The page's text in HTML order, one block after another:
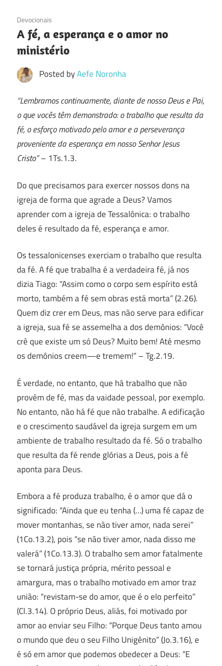
15/12/2016
Devocionais
A fé, a esperança e o amor no
ministério
Posted byAefe Noronha
“Lembramos continuamente, diante de nosso Deus e Pai,
o que vocês têm demonstrado: o trabalho que resulta da
fé, o esforço motivado pelo amor e a perseverança
proveniente da esperança em nosso Senhor Jesus
Cristo”– 1Ts.1.3.
Do que precisamos para exercer nossos dons na
igreja de forma que agrade a Deus? Vamos
aprender com a igreja de Tessalônica: o trabalho
deles é resultado da fé, esperança e amor.
Os tessalonicenses exerciam o trabalho que resulta
da fé. A fé que trabalha é a verdadeira fé, já nos
dizia Tiago: “Assim como o corpo sem espírito está
morto, também a fé sem obras está morta” (2.26).
Quem diz crer em Deus, mas não serve para edificar
a igreja, sua fé se assemelha a dos demônios: “Você
crê que existe um só Deus? Muito bem! Até mesmo
os demônios creem—e tremem!” – Tg.2.19.
É verdade, no entanto, que há trabalho que não
provêm de fé, mas da vaidade pessoal, por exemplo.
No entanto, não há fé que não trabalhe. A edificação
e o crescimento saudável da igreja surgem em um
ambiente de trabalho resultado da fé. Só o trabalho
que resulta da fé rende glórias a Deus, pois a fé
aponta para Deus.
Embora a fé produza trabalho, é o amor que dá o
significado: “Ainda que eu tenha (…) uma fé capaz de
mover montanhas, se não tiver amor, nada serei”
(1Co.13.2), pois “se não tiver amor, nada disso me
valerá” (1Co.13.3). O trabalho sem amor fatalmente
se tornará justiça própria, mérito pessoal e
amargura, mas o trabalho motivado em amor traz
união: “revistam-se do amor, que é o elo perfeito”
(Cl.3.14). O próprio Deus, aliás, foi motivado por
amor ao enviar seu Filho: “Porque Deus tanto amou
o mundo que deu o seu Filho Unigênito” (Jo.3.16), e
é só em amor que podemos obedecer a Deus: “E